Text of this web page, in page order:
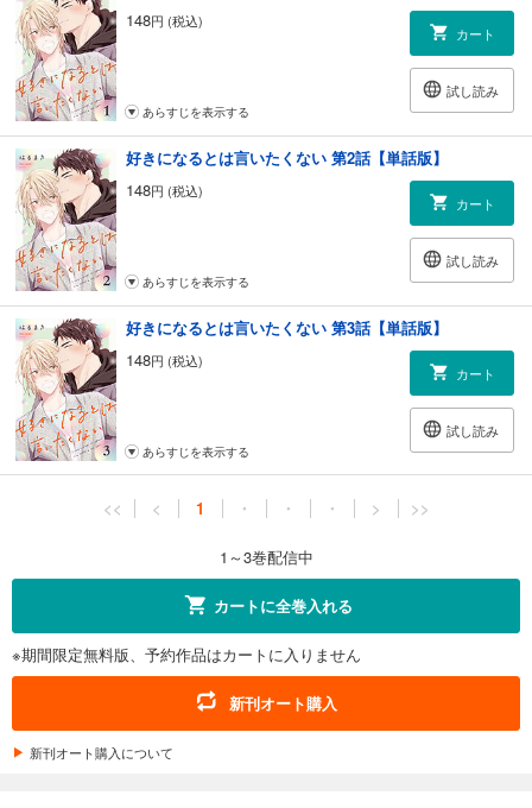
148円 (税込)
カート
試し読み
あらすじを表示する
好きになるとは言いたくない 第2話【単話版】
148円 (税込)
カート
試し読み
あらすじを表示する
好きになるとは言いたくない 第3話【単話版】
148円 (税込)
カート
試し読み
あらすじを表示する
<< < 1 ・ ・ ・ > >>
1～3巻配信中
カートに全巻入れる
※期間限定無料版、予約作品はカートに入りません
新刊オート購入
新刊オート購入について